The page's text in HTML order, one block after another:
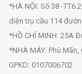
*HÀ NỘI: Số 38 -
diện trụ cầu 114
*HỒ CHÍ MINH: 25A
*NHÀ MÁY: Phú Mãn,
GPKD: 0107006702